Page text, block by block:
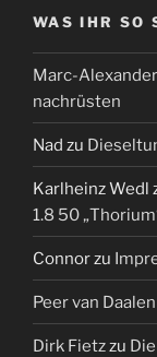
WAS IHR SO
Marc-
nachrüsten
Nad zu
Karlheinz Wedl
1.8 50
Connorzu
Peer van Daalen
Dirk Fietzzu